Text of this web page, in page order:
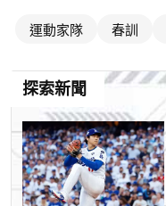
運動家隊 春訓
探索新聞